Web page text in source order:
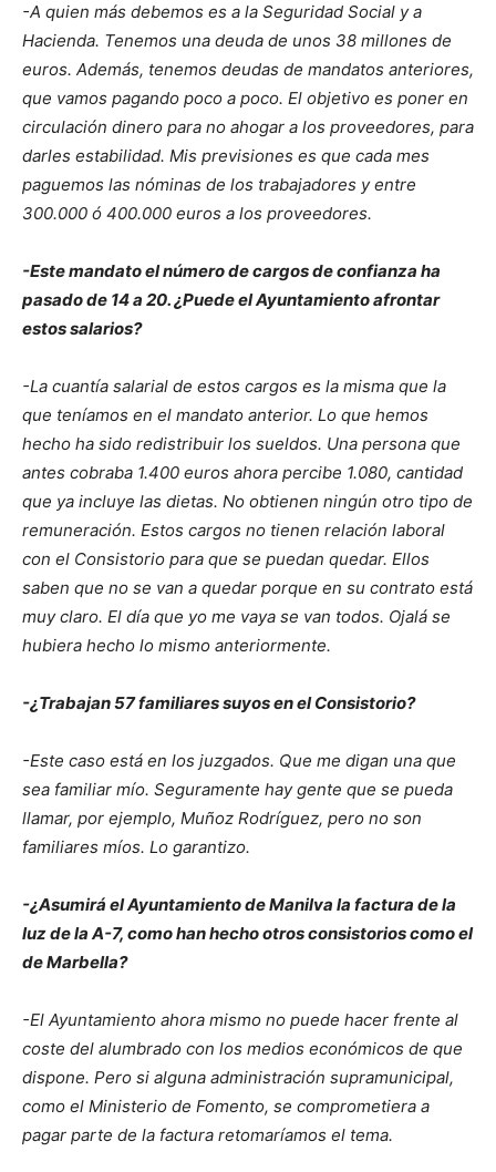
-A quien más debemos es a la Seguridad Social y a
Hacienda. Tenemos una deuda de unos 38 millones de
euros. Además, tenemos deudas de mandatos anteriores,
que vamos pagando poco a poco. El objetivo es poner en
circulación dinero para no ahogar a los proveedores, para
darles estabilidad. Mis previsiones es que cada mes
paguemos las nóminas de los trabajadores y entre
300.000 ó 400.000 euros a los proveedores.
-Este mandato el número de cargos de confianza ha
pasado de 14 a 20. ¿Puede el Ayuntamiento afrontar
estos salarios?
-La cuantía salarial de estos cargos es la misma que la
que teníamos en el mandato anterior. Lo que hemos
hecho ha sido redistribuir los sueldos. Una persona que
antes cobraba 1.400 euros ahora percibe 1.080, cantidad
que ya incluye las dietas. No obtienen ningún otro tipo de
remuneración. Estos cargos no tienen relación laboral
con el Consistorio para que se puedan quedar. Ellos
saben que no se van a quedar porque en su contrato está
muy claro. El día que yo me vaya se van todos. Ojalá se
hubiera hecho lo mismo anteriormente.
-¿Trabajan 57 familiares suyos en el Consistorio?
-Este caso está en los juzgados. Que me digan una que
sea familiar mío. Seguramente hay gente que se pueda
llamar, por ejemplo, Muñoz Rodríguez, pero no son
familiares míos. Lo garantizo.
-¿Asumirá el Ayuntamiento de Manilva la factura de la
luz de la A-7, como han hecho otros consistorios como el
de Marbella?
-El Ayuntamiento ahora mismo no puede hacer frente al
coste del alumbrado con los medios económicos de que
dispone. Pero si alguna administración supramunicipal,
como el Ministerio de Fomento, se comprometiera a
pagar parte de la factura retomaríamos el tema.